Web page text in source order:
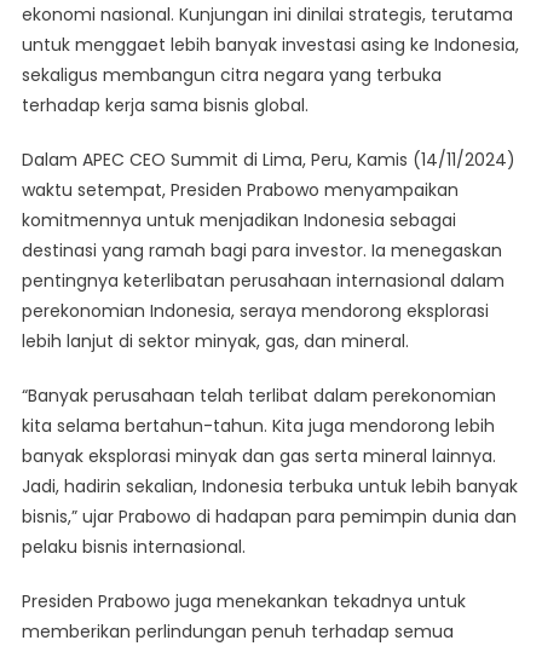
Prabowo:
Strategi
Diplomasi
Untuk
Dunia
Bisnis
Nasional
ekonomi nasional. Kunjungan ini dinilai strategis, terutama
untuk menggaet lebih banyak investasi asing ke Indonesia,
sekaligus membangun citra negara yang terbuka
terhadap kerja sama bisnis global.
Dalam APEC CEO Summit di Lima, Peru, Kamis (14/11/2024)
waktu setempat, Presiden Prabowo menyampaikan
komitmennya untuk menjadikan Indonesia sebagai
destinasi yang ramah bagi para investor. Ia menegaskan
pentingnya keterlibatan perusahaan internasional dalam
perekonomian Indonesia, seraya mendorong eksplorasi
lebih lanjut di sektor minyak, gas, dan mineral.
“Banyak perusahaan telah terlibat dalam perekonomian
kita selama bertahun-tahun. Kita juga mendorong lebih
banyak eksplorasi minyak dan gas serta mineral lainnya.
Jadi, hadirin sekalian, Indonesia terbuka untuk lebih banyak
bisnis,” ujar Prabowo di hadapan para pemimpin dunia dan
pelaku bisnis internasional.
Presiden Prabowo juga menekankan tekadnya untuk
memberikan perlindungan penuh terhadap semua